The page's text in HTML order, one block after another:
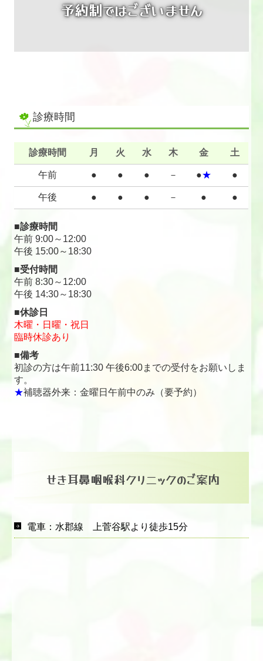
予約制ではございません
診療時間
診療時間 月 火 水 木 金 土
午前 ● ● ● － ●★ ●
午後 ● ● ● － ● ●
■診療時間
午前 9:00～12:00
午後 15:00～18:30
■受付時間
午前 8:30～12:00
午後 14:30～18:30
■休診日
木曜・日曜・祝日
臨時休診あり
■備考
初診の方は午前11:30 午後6:00までの受付をお願いしま
す。
★補聴器外来：金曜日午前中のみ（要予約）
せき耳鼻咽喉科クリニックのご案内
電車：水郡線 上菅谷駅より徒歩15分